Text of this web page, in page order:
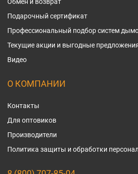
Подарочный сертификат
Профессиональный подбор систем
Текущие акции и выгодные
Видео
О КОМПАНИИ
Контакты
Для оптовиков
Производители
Политика защиты и обработки